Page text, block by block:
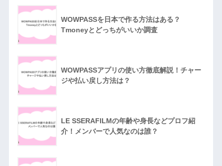
WOWPASSを日本で作る方法はある？
Tmoneyとどっちがいいか調査
WOWPASSアプリの使い方徹底解説！チャー
ジや払い戻し方法は？
LE SSERAFILMの年齢や身長などプロフ紹
介！メンバーで人気なのは誰？